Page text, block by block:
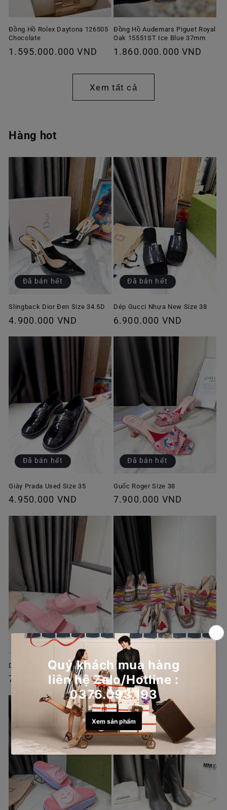
Đồng Hồ Rolex Daytona 126505
Chocolate
Giá
1.595.000.000 VND
Đồng Hồ Audemars Piguet Royal
Oak 15551ST Ice Blue 37mm
Giá
thường
1.860.000.000 VND
Xem tất cả
Hàng hot
Đã bán hết
Slingback Dior Đen Size 34.5D
Giá
thường
4.900.000 VND
Đã bán hết
Dép Gucci Nhựa New Size 38
Giá
6.900.000 VND
Đã bán hết
Giày Prada Used Size 35
Giá
thường
4.950.000 VND
Đã bán hết
Guốc Roger Size 38
Giá
thường
7.900.000 VND
Dép Nhựa Gucci Hồng New
Giá
thường
7.750.000 VND
Slingback Gucci Lấp Lánh
Giá
thông
thường
9.950.000 VND